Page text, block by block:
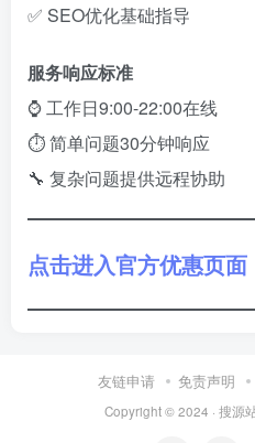
✅ SEO优化基础指导
服务响应标准
⌚ 工作日9:00-22:00在线
⏱ 简单问题30分钟响应
🔧 复杂问题提供远程协助
点击进入官方优惠页面
友链申请 免责声明
Copyright © 2024 · 搜源